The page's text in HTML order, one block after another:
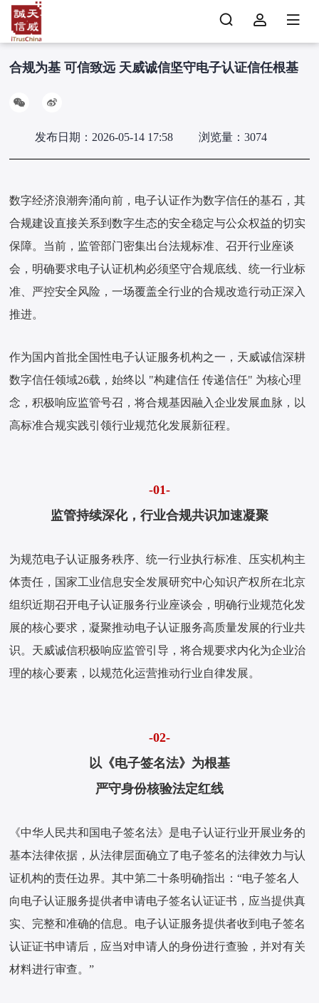
合规为基 可信致远 天威诚信坚守电子认证信任根基
发布日期：2026-05-14 17:58 浏览量：3074
数字经济浪潮奔涌向前，电子认证作为数字信任的基石，其
合规建设直接关系到数字生态的安全稳定与公众权益的切实
保障。当前，监管部门密集出台法规标准、召开行业座谈
会，明确要求电子认证机构必须坚守合规底线、统一行业标
准、严控安全风险，一场覆盖全行业的合规改造行动正深入
推进。
作为国内首批全国性电子认证服务机构之一，天威诚信深耕
数字信任领域26载，始终以 "构建信任 传递信任" 为核心理
念，积极响应监管号召，将合规基因融入企业发展血脉，以
高标准合规实践引领行业规范化发展新征程。
-01-
监管持续深化，行业合规共识加速凝聚
为规范电子认证服务秩序、统一行业执行标准、压实机构主
体责任，国家工业信息安全发展研究中心知识产权所在北京
组织近期召开电子认证服务行业座谈会，明确行业规范化发
展的核心要求，凝聚推动电子认证服务高质量发展的行业共
识。天威诚信积极响应监管引导，将合规要求内化为企业治
理的核心要素，以规范化运营推动行业自律发展。
-02-
以《电子签名法》为根基
严守身份核验法定红线
《中华人民共和国电子签名法》是电子认证行业开展业务的
基本法律依据，从法律层面确立了电子签名的法律效力与认
证机构的责任边界。其中第二十条明确指出：“电子签名人
向电子认证服务提供者申请电子签名认证证书，应当提供真
实、完整和准确的信息。电子认证服务提供者收到电子签名
认证证书申请后，应当对申请人的身份进行查验，并对有关
材料进行审查。”